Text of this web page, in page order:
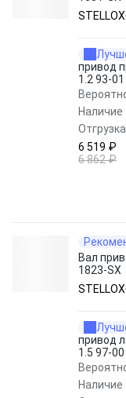
STELLOX
привод
1.2 93-01
Наличие
Отгрузка
6 519 ₽
6 862 ₽
Вал
1823-SX
STELLOX
привод
1.5 97-00
Наличие